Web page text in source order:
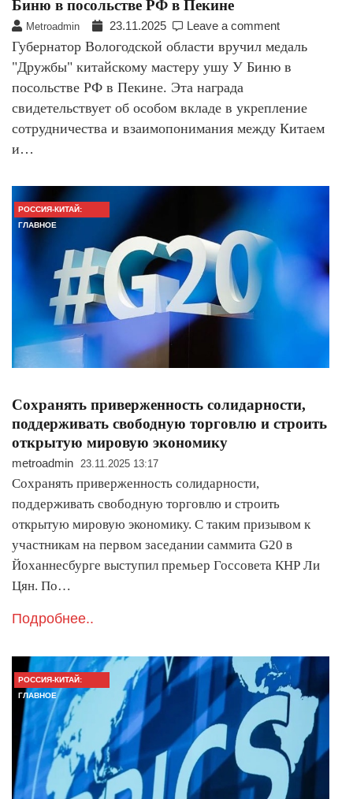
Биню в посольстве РФ в Пекине
Metroadmin 23.11.2025 Leave a comment
Губернатор Вологодской области вручил медаль
"Дружбы" китайскому мастеру ушу У Биню в
посольстве РФ в Пекине. Эта награда
свидетельствует об особом вкладе в укрепление
сотрудничества и взаимопонимания между Китаем
и…
РОССИЯ-КИТАЙ:
ГЛАВНОЕ
Сохранять приверженность солидарности,
поддерживать свободную торговлю и строить
открытую мировую экономику
metroadmin 23.11.2025 13:17
Сохранять приверженность солидарности,
поддерживать свободную торговлю и строить
открытую мировую экономику. С таким призывом к
участникам на первом заседании саммита G20 в
Йоханнесбурге выступил премьер Госсовета КНР Ли
Цян. По…
Подробнее..
РОССИЯ-КИТАЙ:
ГЛАВНОЕ